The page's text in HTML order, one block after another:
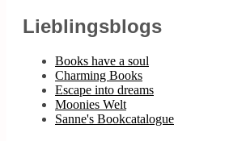
Lieblingsblogs
Books have a soul
Charming Books
Escape into dreams
Moonies Welt
Sanne's Bookcatalogue